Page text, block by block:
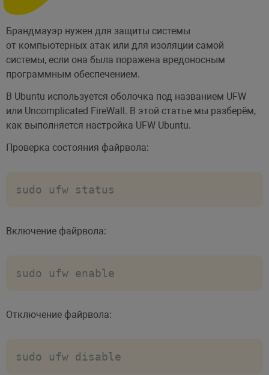
# добавим опцию, чтобы не возникала
allow_writeable_chroot=YES
# чтобы FTP-сервер использовал
use_localtime=YES
# включим запись в лог-файл /var/log/
xferlog_enable=YES
# использовать стандартный формат лога
ascii_download_enable=YES
utf8_filesystem=YES
# разрешим пассивный режим
Брандмауэр нужен для защиты системы
от компьютерных атак или для изоляции самой
системы, если она была поражена вредоносным
программным обеспечением.
В Ubuntu используется оболочка под названием UFW
или Uncomplicated FireWall. В этой статье мы разберём,
как выполняется настройка UFW Ubuntu.
Проверка состояния файрвола:
sudo ufw status
Включение файрвола:
sudo ufw enable
Отключение файрвола:
sudo ufw disable